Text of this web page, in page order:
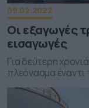
09.02.2022
Οι εξαγωγές
εισαγωγές
Για δεύτερη
πλεόνασμα